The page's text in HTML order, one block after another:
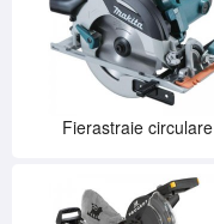
Fierastraie circulare